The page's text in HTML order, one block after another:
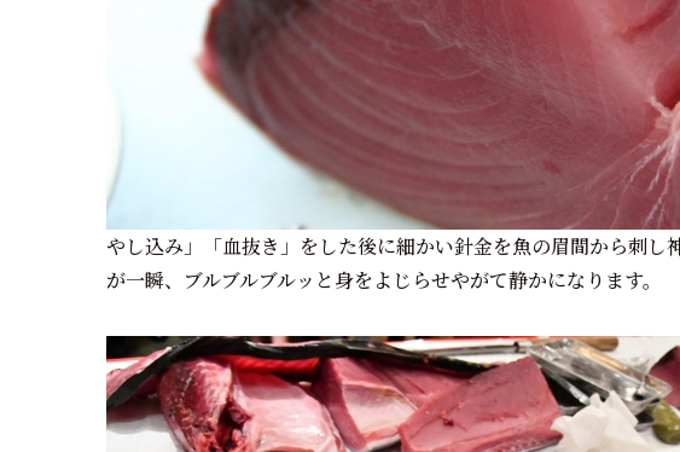
やし込み」「血抜き」をした後に細かい針金を魚の眉間から刺
が一瞬、ブルブルブルッと身をよじらせやがて静かになります。